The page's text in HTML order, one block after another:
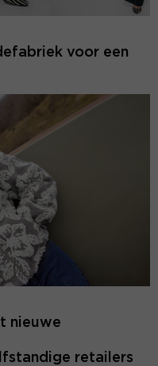
voor een
nieuwe
retailers